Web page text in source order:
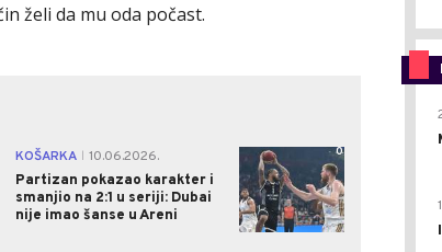
želi da mu oda počast.
KOŠARKA
10.06.2026.
Partizan pokazao karakter i
smanjio na 2:1 u seriji: Dubai
nije imao šanse u Areni
0